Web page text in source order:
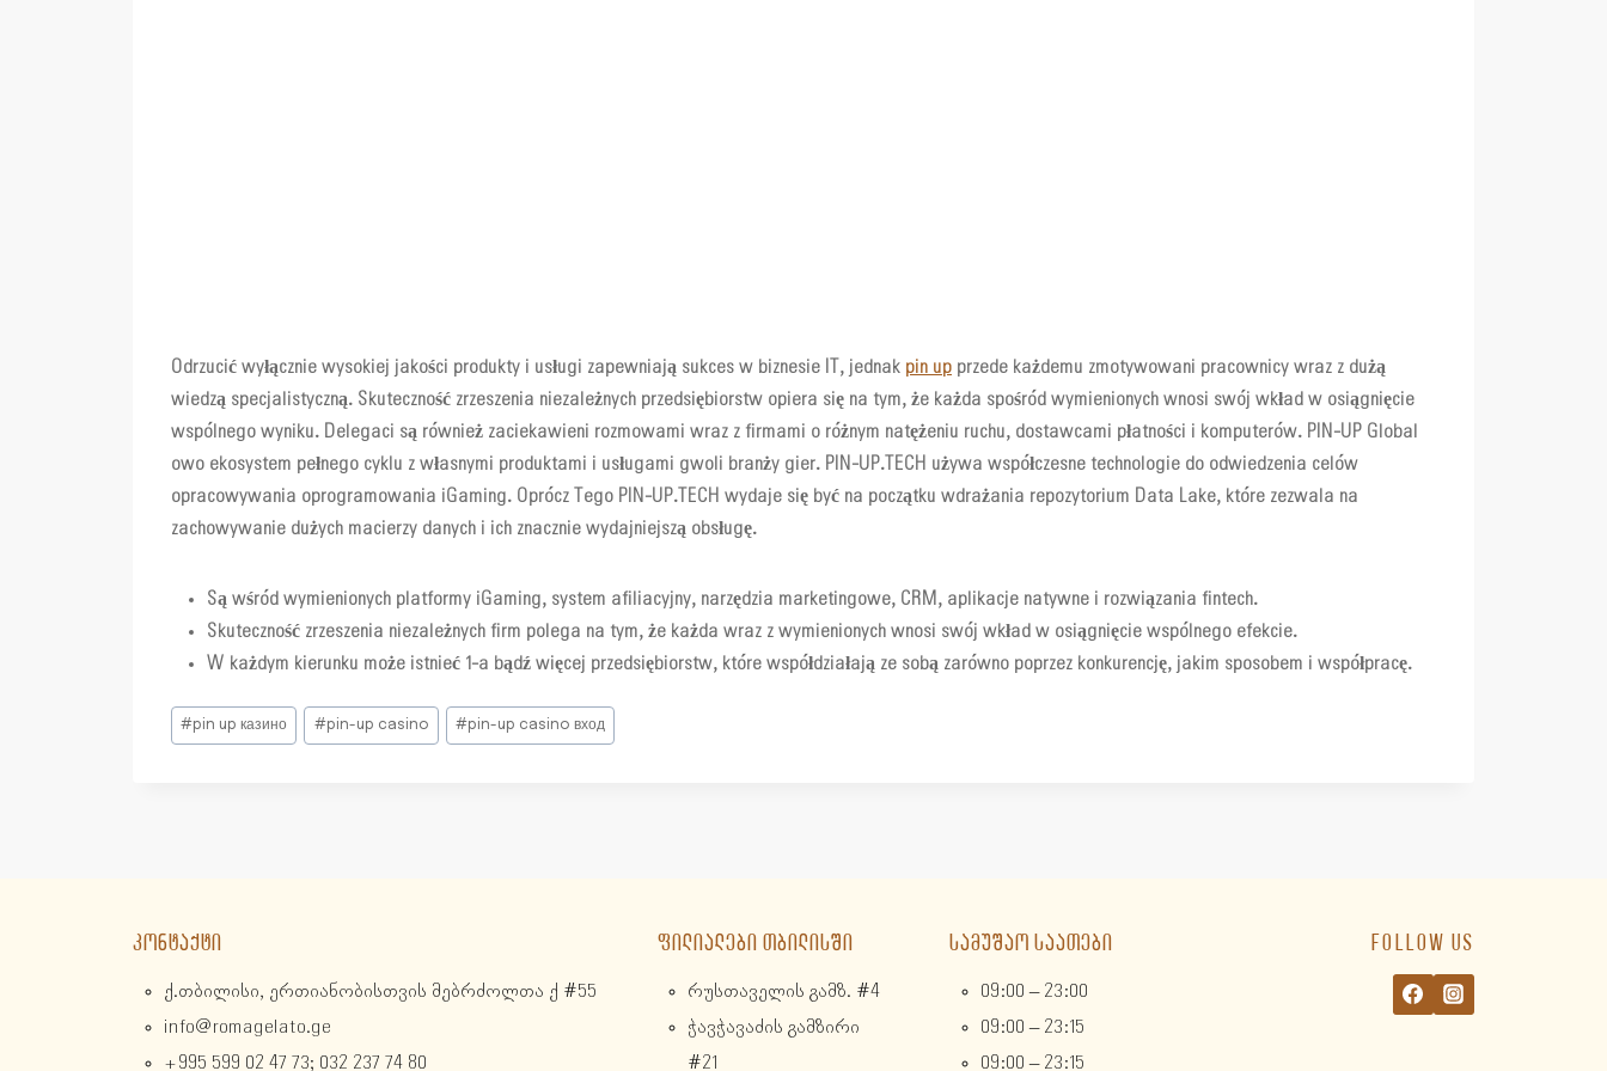
Odrzucić wyłącznie wysokiej jakości produkty i usługi zapewniają sukces w biznesie IT, jednak pin up przede każdemu zmotywowani pracownicy wraz z dużą
wiedzą specjalistyczną. Skuteczność zrzeszenia niezależnych przedsiębiorstw opiera się na tym, że każda spośród wymienionych wnosi swój wkład w osiągnięcie
wspólnego wyniku. Delegaci są również zaciekawieni rozmowami wraz z firmami o różnym natężeniu ruchu, dostawcami płatności i komputerów. PIN-UP Global
owo ekosystem pełnego cyklu z własnymi produktami i usługami gwoli branży gier. PIN-UP.TECH używa współczesne technologie do odwiedzenia celów
opracowywania oprogramowania iGaming. Oprócz Tego PIN-UP.TECH wydaje się być na początku wdrażania repozytorium Data Lake, które zezwala na
zachowywanie dużych macierzy danych i ich znacznie wydajniejszą obsługę.
Są wśród wymienionych platformy iGaming, system afiliacyjny, narzędzia marketingowe, CRM, aplikacje natywne i rozwiązania fintech.
Skuteczność zrzeszenia niezależnych firm polega na tym, że każda wraz z wymienionych wnosi swój wkład w osiągnięcie wspólnego efekcie.
W każdym kierunku może istnieć 1-a bądź więcej przedsiębiorstw, które współdziałają ze sobą zarówno poprzez konkurencję, jakim sposobem i współpracę.
Post
Tags:
#pin up казино #pin-up casino #pin-up casino вход
ᲙᲝᲜᲢᲐᲥᲢᲘ
ქ.თბილისი, ერთიანობისთვის მებრძოლთა ქ #55
info@romagelato.ge
+995 599 02 47 73; 032 237 74 80
ᲤᲘᲚᲘᲐᲚᲔᲑᲘ ᲗᲑᲘᲚᲘᲡᲨᲘ
რუსთაველის გამზ. #4
ჭავჭავაძის გამზირი
#21
ᲡᲐᲛᲣᲨᲐᲝ ᲡᲐᲐᲗᲔᲑᲘ
09:00 – 23:00
09:00 – 23:15
09:00 – 23:15
FOLLOW US